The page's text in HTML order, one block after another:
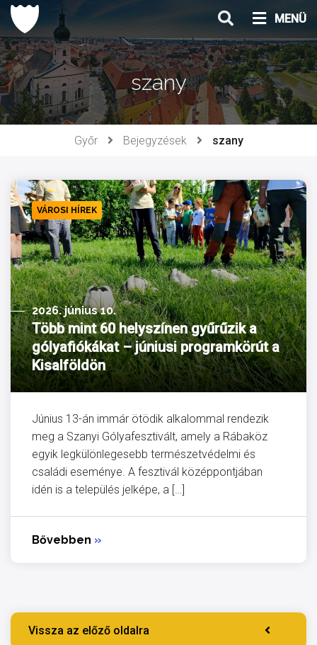
Ugrás
tartalomhoz
MENÜ
szany
Győr Bejegyzések szany
VÁROSI HÍREK
2026. június 10.
Több mint 60 helyszínen gyűrűzik a
gólyafiókákat – júniusi programkörút a
Kisalföldön
Június 13-án immár ötödik alkalommal rendezik
meg a Szanyi Gólyafesztivált, amely a Rábaköz
egyik legkülönlegesebb természetvédelmi és
családi eseménye. A fesztivál középpontjában
idén is a település jelképe, a […]
Bővebben »
Vissza az előző oldalra